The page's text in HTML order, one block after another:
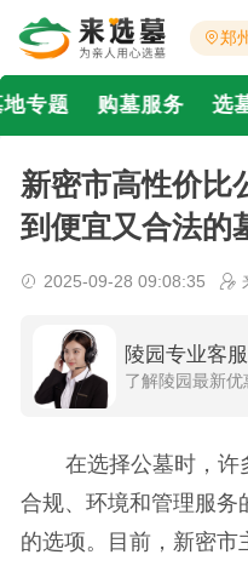
郑
地专题 购墓服务 选
新密市高性价比
到便宜又合法的
2025-09-28 09:08:35
陵园专业客服
了解陵园最新优
在选择公墓时，许
合规、环境和管理服务
的选项。目前，新密市